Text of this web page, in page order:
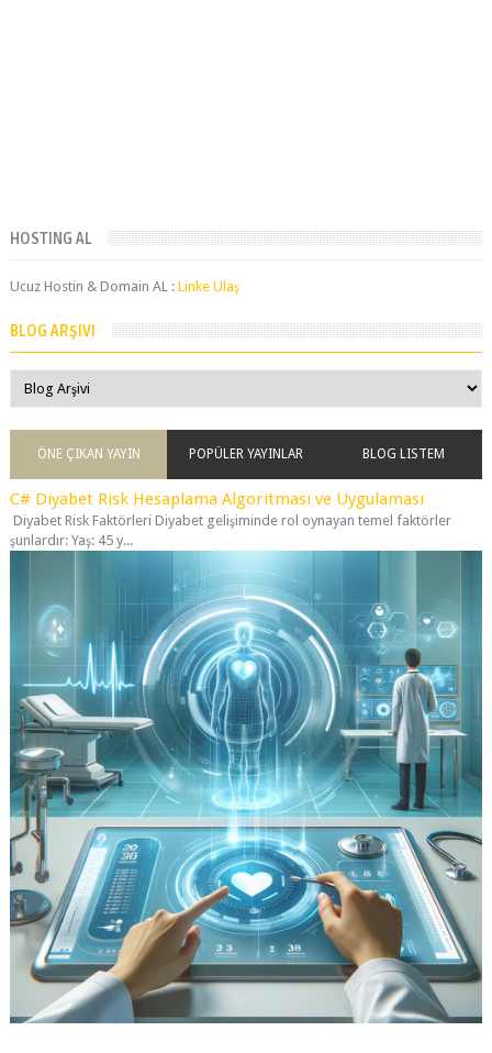
HOSTING AL
Ucuz Hostin & Domain AL : Linke Ulaş
BLOG ARŞIVI
ÖNE ÇIKAN YAYIN POPÜLER YAYINLAR BLOG LISTEM
C# Diyabet Risk Hesaplama Algoritması ve Uygulaması
Diyabet Risk Faktörleri Diyabet gelişiminde rol oynayan temel faktörler
şunlardır: Yaş: 45 y...